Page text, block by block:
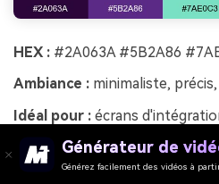
HEX : #2A063A #5B2A86
Ambiance : minimaliste,
Idéal pour : écrans
L'aubergine et la menthe
Générateur de
Générez facilement des vidéos à